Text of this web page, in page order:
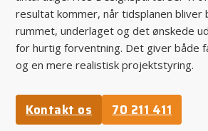
resultat kommer, når tidsplanen bliver
rummet, underlaget og det ønskede
for hurtig forventning. Det giver både
og en mere realistisk projektstyring.
Kontakt os 70 211 411